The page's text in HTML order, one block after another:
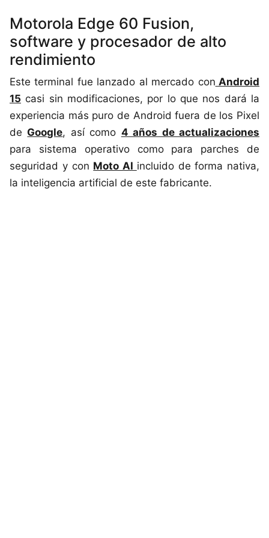
Motorola Edge 60 Fusion,
software y procesador de alto
rendimiento
Este terminal fue lanzado al mercado con Android
15 casi sin modificaciones, por lo que nos dará la
experiencia más puro de Android fuera de los Pixel
de Google, así como 4 años de actualizaciones
para sistema operativo como para parches de
seguridad y con Moto AI incluido de forma nativa,
la inteligencia artificial de este fabricante.